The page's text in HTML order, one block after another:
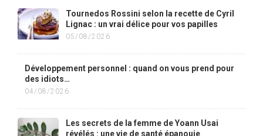
Tournedos Rossini selon la recette de Cyril
Lignac : un vrai délice pour vos papilles
05/08/2026
Développement personnel : quand on vous prend pour
des idiots…
04/08/2026
Les secrets de la femme de Yoann Usai
révélés : une vie de santé épanouie